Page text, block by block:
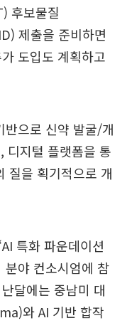
후보물질
제출을 준비하면
도입도 계획하고
반으로 신약 발굴/개
디지털 플랫폼을 통
질을 획기적으로 개
특화 파운데이션
분야 컨소시엄에 참
달에는 중남미 대
와 AI 기반 합작